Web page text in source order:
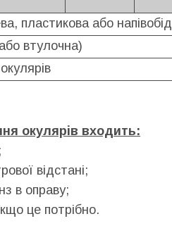
пластикова або
втулочна)
окулярів входить:
відстані;
в оправу;
це потрібно.